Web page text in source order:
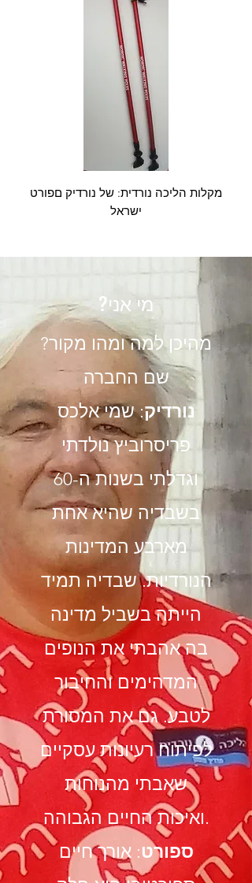
מקלות הליכה נורדית: של נורדיק םפורט
ישראל
?מי אני
?מהיכן למה ומהו מקור
שם החברה
נורדיק: שמי אלכס
פריסרוביץ נולדתי
וגדלתי בשנות ה-60
בשבדיה שהיא אחת
מארבע המדינות
הנורדיות. שבדיה תמיד
הייתה בשביל מדינה
בה אהבתי את הנופים
המדהימים והחיבור
לטבע. גם את המסורת
לפיתוח רעיונות עסקיים
שאבתי מהנוחות
ואיכות החיים הגבוהה.
ספורט: אורך חיים